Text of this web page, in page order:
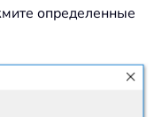
определенные